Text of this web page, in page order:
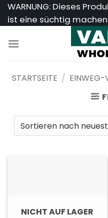
Zum
Inhalt
WARNUNG: Dieses
ist eine süchtig
STARTSEITE / EINWEG-
NICHT AUF LAGER